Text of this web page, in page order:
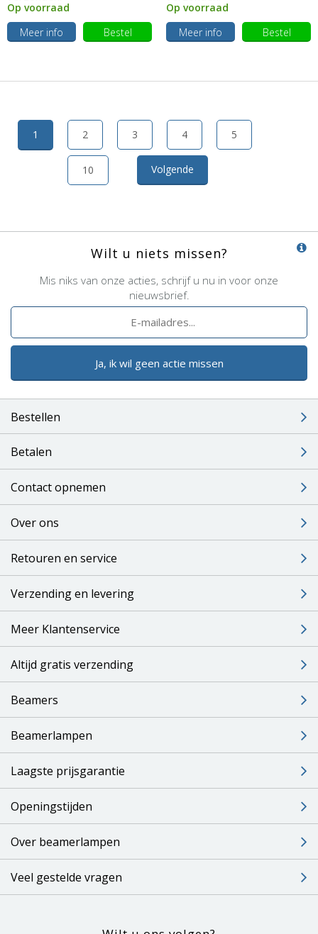
Op voorraad
Meer info
Bestel
Op voorraad
Meer info
Bestel
1 2 3 4 5
10 Volgende
Wilt u niets missen?
Mis niks van onze acties, schrijf u nu in voor onze
nieuwsbrief.
Ja, ik wil geen actie missen
Bestellen
Betalen
Contact opnemen
Over ons
Retouren en service
Verzending en levering
Meer Klantenservice
Altijd gratis verzending
Beamers
Beamerlampen
Laagste prijsgarantie
Openingstijden
Over beamerlampen
Veel gestelde vragen